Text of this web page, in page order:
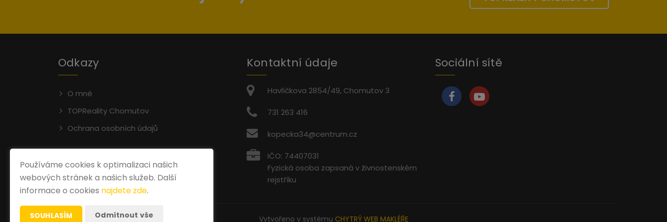
Odkazy
O mně
TOPReality Chomutov
Ochrana osobních údajů
Kontaktní údaje
Havlíčkova 2854/49, Chomutov 3
731 263 416
kopecka34@centrum.cz
IČO: 74407031
Fyzická osoba zapsaná v živnostenském
rejstříku
Sociální sítě
Vytvořeno v systému CHYTRÝ WEB MAKLÉŘE
Používáme cookies k optimalizaci našich
webových stránek a našich služeb. Další
informace o cookies najdete zde.
SOUHLASÍM Odmítnout vše